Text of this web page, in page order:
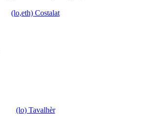
(lo,eth) Costalat
(lo) Tavalhèr